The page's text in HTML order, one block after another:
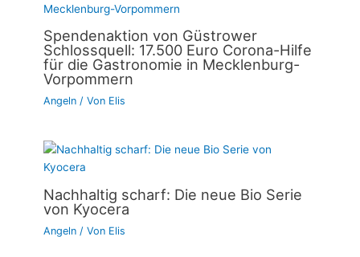
Spendenaktion von Güstrower
Schlossquell: 17.500 Euro Corona-Hilfe
für die Gastronomie in Mecklenburg-
Vorpommern
Angeln / Von Elis
Nachhaltig scharf: Die neue Bio Serie
von Kyocera
Angeln / Von Elis